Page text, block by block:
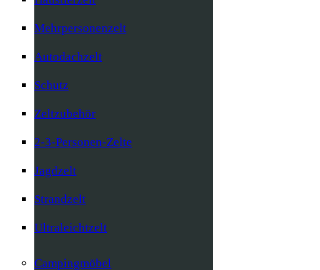
Mehrpersonenzelt
Autodachzelt
Schutz
Zeltzubehör
2-3-Personen-Zelte
Jagdzelt
Strandzelt
Ultraleichtzelt
Campingmöbel